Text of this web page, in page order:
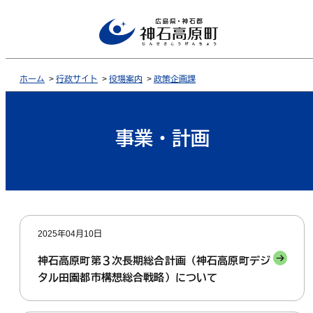
ホーム > 行政サイト > 役場案内 > 政策企画課
事業・計画
2025年04月10日
神石高原町第３次長期総合計画（神石高原町デジ
タル田園都市構想総合戦略）について